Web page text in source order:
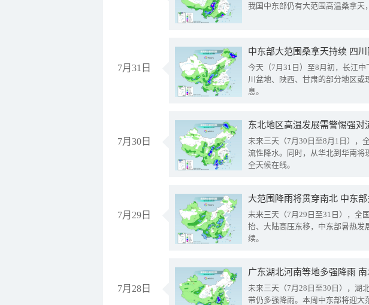
我国中东部仍有大范围高温桑拿天
7月31日
中东部大范围桑拿天持续 四
今天（7月31日）至8月初，长江
川盆地、陕西、甘肃的部分地区
息。
7月30日
东北地区高温发展需警惕强对
未来三天（7月30日至8月1日），
流性降水。同时，从华北到华南将
全天候在线。
7月29日
大范围降雨将贯穿南北 中东
未来三天（7月29日至31日），全
抬、大陆高压东移，中东部暑热发
续。
7月28日
广东湖北河南等地多强降雨
未来三天（7月28日至30日），湖
带仍多强降雨。本周中东部将迎大